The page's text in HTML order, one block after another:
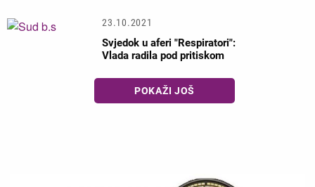
23.10.2021
Svjedok u aferi "Respiratori":
Vlada radila pod pritiskom
POKAŽI JOŠ